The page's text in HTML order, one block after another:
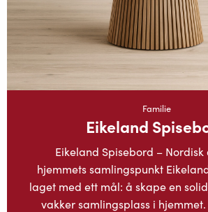
Familie
Eikeland
Eikeland Spisebord –
hjemmets samlingspunkt
laget med ett mål: å skape en
vakker samlingsplass i